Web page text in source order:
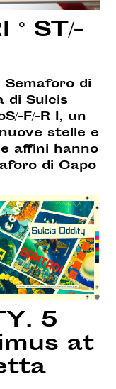
° ST/-
di
di Sulcis
F/-R I, un
stelle e
affini hanno
di Capo
5
at